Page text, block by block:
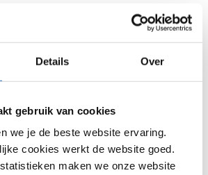
Details Over
gebruik van cookies
we je de beste website ervaring.
cookies werkt de website goed.
maken we onze website
print
volgens